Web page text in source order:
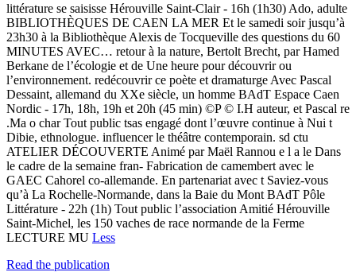
littérature se saisisse Hérouville Saint-Clair - 16h (1h30) Ado, adulte
BIBLIOTHÈQUES DE CAEN LA MER Et le samedi soir jusqu’à
23h30 à la Bibliothèque Alexis de Tocqueville des questions du 60
MINUTES AVEC… retour à la nature, Bertolt Brecht, par Hamed
Berkane de l’écologie et de Une heure pour découvrir ou
l’environnement. redécouvrir ce poète et dramaturge Avec Pascal
Dessaint, allemand du XXe siècle, un homme BAdT Espace Caen
Nordic - 17h, 18h, 19h et 20h (45 min) ©P © I.H auteur, et Pascal re
.Ma o char Tout public tsas engagé dont l’œuvre continue à Nui t
Dibie, ethnologue. influencer le théâtre contemporain. sd ctu
ATELIER DÉCOUVERTE Animé par Maël Rannou e l a le Dans
le cadre de la semaine fran- Fabrication de camembert avec le
GAEC Cahorel co-allemande. En partenariat avec t Saviez-vous
qu’à La Rochelle-Normande, dans la Baie du Mont BAdT Pôle
Littérature - 22h (1h) Tout public l’association Amitié Hérouville
Saint-Michel, les 150 vaches de race normande de la Ferme
LECTURE MU Less
Read the publication